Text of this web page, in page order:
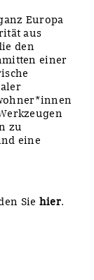
Europa
aus
den
einer
zu
eine
Sie hier.